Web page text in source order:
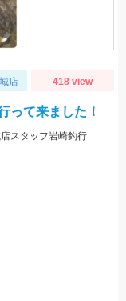
店 418 view
って来ました！
スタッフ岩崎釣行